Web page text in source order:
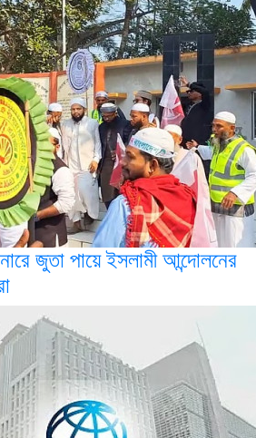
জুতা পায়ে ইসলামী আন্দোলনের